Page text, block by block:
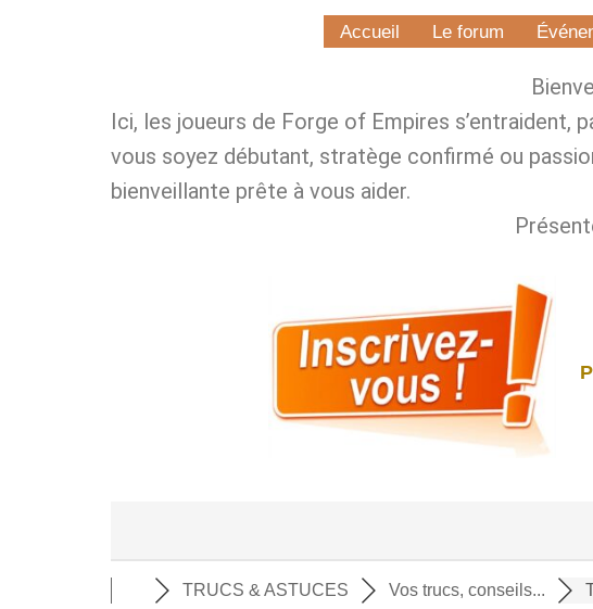
Accueil Le forum
Ici, les joueurs de Forge of Empires
vous soyez débutant, stratège confirmé ou
bienveillante prête à vous aider.
TRUCS & ASTUCES Vos trucs, conseils...